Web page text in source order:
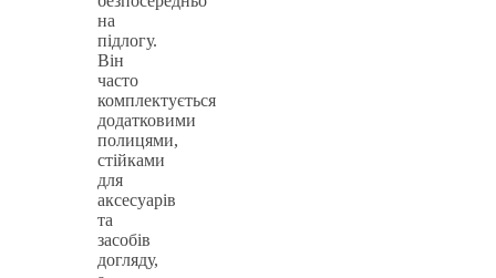
на
підлогу.
Він
часто
комплектується
додатковими
полицями,
стійками
для
аксесуарів
та
засобів
догляду,